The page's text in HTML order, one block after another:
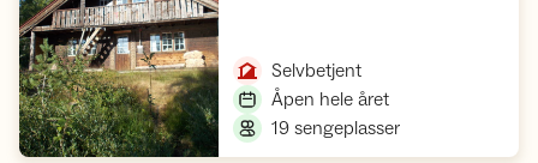
Selvbetjent,
Åpen hele året,
19 sengeplasser,